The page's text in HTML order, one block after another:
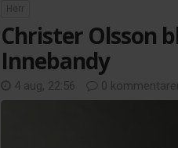
Herr
Christer Olsson
Innebandy
4 aug, 22:56 0